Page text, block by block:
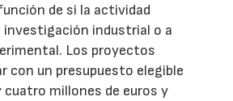
de si la actividad
investigación industrial o a
Los proyectos
con un presupuesto elegible
cuatro millones de euros y